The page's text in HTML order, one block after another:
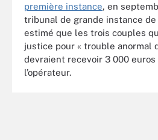
première instance, en
tribunal de grande instance
estimé que les trois couples
justice pour « trouble anormal
devraient recevoir 3 000
l’opérateur.